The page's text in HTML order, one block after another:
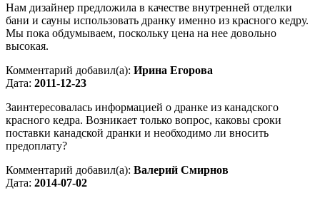
Нам дизайнер предложила в качестве внутренней отделки
бани и сауны использовать дранку именно из красного кедру.
Мы пока обдумываем, поскольку цена на нее довольно
высокая.
Комментарий добавил(а): Ирина Егорова
Дата: 2011-12-23
Заинтересовалась информацией о дранке из канадского
красного кедра. Возникает только вопрос, каковы сроки
поставки канадской дранки и необходимо ли вносить
предоплату?
Комментарий добавил(а): Валерий Смирнов
Дата: 2014-07-02